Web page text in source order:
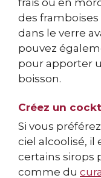
des framboises
dans le verre
pouvez
pour apporter
boisson.
Créez un
Si vous
ciel alcoolisé, il
certains sirops
comme du